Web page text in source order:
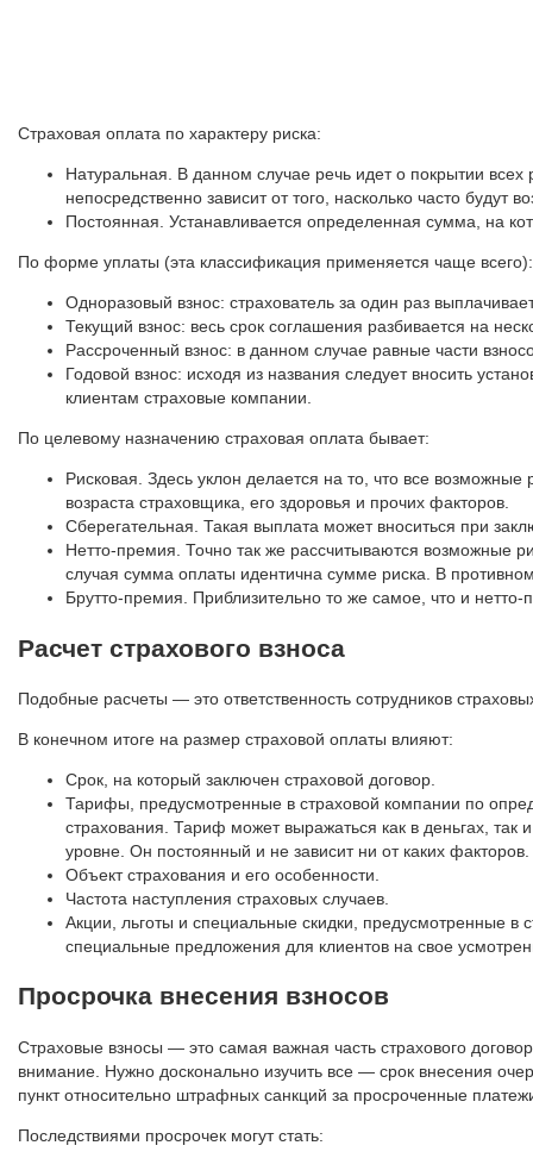
Страховая оплата по характеру риска:
Натуральная. В данном случае речь идет о покрытии всех
непосредственно зависит от того, насколько часто будут
Постоянная. Устанавливается определенная сумма, на
По форме уплаты (эта классификация применяется чаще всего):
Одноразовый взнос: страхователь за один раз
Текущий взнос: весь срок соглашения разбивается на
Рассроченный взнос: в данном случае равные части
Годовой взнос: исходя из названия следует вносить
клиентам страховые компании.
По целевому назначению страховая оплата бывает:
Рисковая. Здесь уклон делается на то, что все
возраста страховщика, его здоровья и прочих факторов.
Сберегательная. Такая выплата может вноситься при
Нетто-премия. Точно так же рассчитываются возможные
случая сумма оплаты идентична сумме риска. В
Брутто-премия. Приблизительно то же самое, что и
Расчет страхового взноса
Подобные расчеты — это ответственность сотрудников
В конечном итоге на размер страховой оплаты влияют:
Срок, на который заключен страховой договор.
Тарифы, предусмотренные в страховой компании по
страхования. Тариф может выражаться как в деньгах, так
уровне. Он постоянный и не зависит ни от каких
Объект страхования и его особенности.
Частота наступления страховых случаев.
Акции, льготы и специальные скидки, предусмотренные
специальные предложения для клиентов на свое
Просрочка внесения взносов
Страховые взносы — это самая важная часть страхового
внимание. Нужно досконально изучить все — срок внесения
пункт относительно штрафных санкций за просроченные
Последствиями просрочек могут стать: